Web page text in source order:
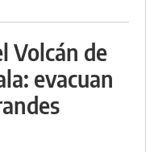
Volcán de
evacuan